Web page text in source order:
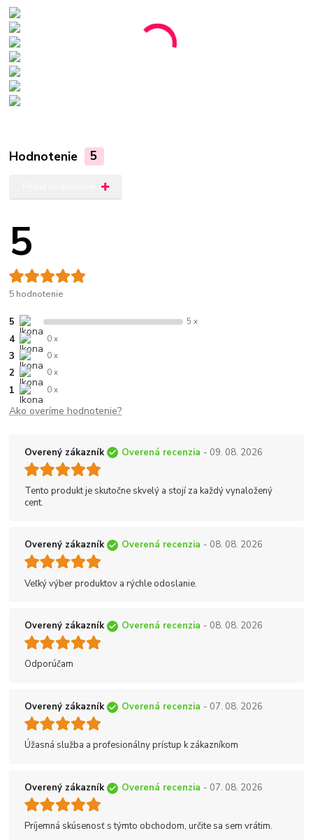
Hodnotenie 5
5
5 hodnotenie
5 5 x
4 0 x
3 0 x
2 0 x
1 0 x
Ako overíme hodnotenie?
Overený zákazník Overená recenzia - 09. 08. 2026
Tento produkt je skutočne skvelý a stojí za každý vynaložený
cent.
Overený zákazník Overená recenzia - 08. 08. 2026
Veľký výber produktov a rýchle odoslanie.
Overený zákazník Overená recenzia - 08. 08. 2026
Odporúčam
Overený zákazník Overená recenzia - 07. 08. 2026
Úžasná služba a profesionálny prístup k zákazníkom
Overený zákazník Overená recenzia - 07. 08. 2026
Príjemná skúsenosť s týmto obchodom, určite sa sem vrátim.